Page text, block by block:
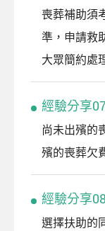
喪葬補助須
準，申請救
大眾簡約處
經驗分享
尚未出殯的
殯的喪葬欠
經驗分享
選擇扶助的